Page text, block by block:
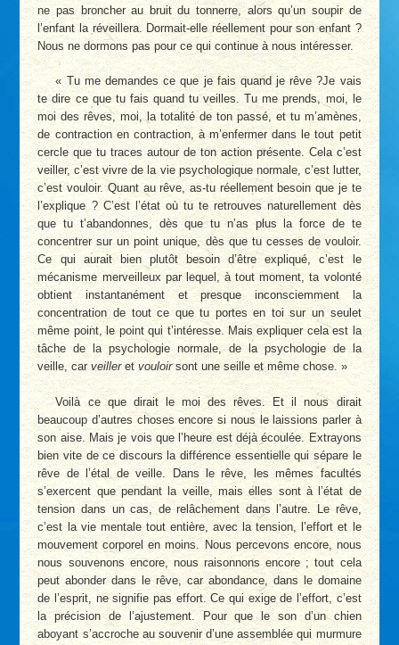
ne pas broncher au bruit du tonnerre, alors qu’un soupir de
l’enfant la réveillera. Dormait-elle réellement pour son enfant ?
Nous ne dormons pas pour ce qui continue à nous intéresser.
« Tu me demandes ce que je fais quand je rêve ?Je vais
te dire ce que tu fais quand tu veilles. Tu me prends, moi, le
moi des rêves, moi, la totalité de ton passé, et tu m’amènes,
de contraction en contraction, à m’enfermer dans le tout petit
cercle que tu traces autour de ton action présente. Cela c’est
veiller, c’est vivre de la vie psychologique normale, c’est lutter,
c’est vouloir. Quant au rêve, as-tu réellement besoin que je te
l’explique ? C’est l’état où tu te retrouves naturellement dès
que tu t’abandonnes, dès que tu n’as plus la force de te
concentrer sur un point unique, dès que tu cesses de vouloir.
Ce qui aurait bien plutôt besoin d’être expliqué, c’est le
mécanisme merveilleux par lequel, à tout moment, ta volonté
obtient instantanément et presque inconsciemment la
concentration de tout ce que tu portes en toi sur un seulet
même point, le point qui t’intéresse. Mais expliquer cela est la
tâche de la psychologie normale, de la psychologie de la
veille, carveilleretvouloirsont une seille et même chose. »
Voilà ce que dirait le moi des rêves. Et il nous dirait
beaucoup d’autres choses encore si nous le laissions parler à
son aise. Mais je vois que l’heure est déjà écoulée. Extrayons
bien vite de ce discours la différence essentielle qui sépare le
rêve de l’étal de veille. Dans le rêve, les mêmes facultés
s’exercent que pendant la veille, mais elles sont à l’état de
tension dans un cas, de relâchement dans l’autre. Le rêve,
c’est la vie mentale tout entière, avec la tension, l’effort et le
mouvement corporel en moins. Nous percevons encore, nous
nous souvenons encore, nous raisonnons encore ; tout cela
peut abonder dans le rêve, car abondance, dans le domaine
de l’esprit, ne signifie pas effort. Ce qui exige de l’effort, c’est
la précision de l’ajustement. Pour que le son d’un chien
aboyant s’accroche au souvenir d’une assemblée qui murmure